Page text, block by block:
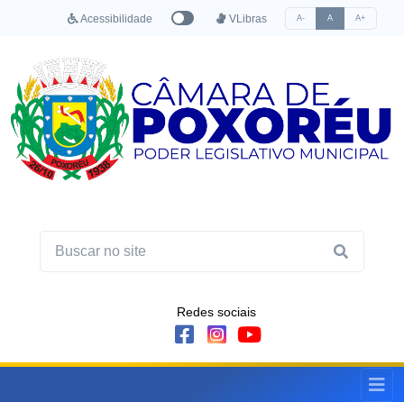
Acessibilidade VLibras A- A A+
Redes sociais